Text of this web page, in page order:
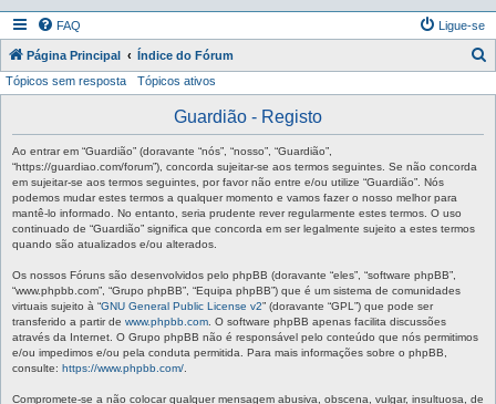
FAQ Ligue-se
Página Principal Índice do Fórum
Tópicos sem resposta Tópicos ativos
Guardião - Registo
Ao entrar em “Guardião” (doravante “nós”, “nosso”, “Guardião”,
“https://guardiao.com/forum”), concorda sujeitar-se aos termos seguintes. Se não concorda
em sujeitar-se aos termos seguintes, por favor não entre e/ou utilize “Guardião”. Nós
podemos mudar estes termos a qualquer momento e vamos fazer o nosso melhor para
mantê-lo informado. No entanto, seria prudente rever regularmente estes termos. O uso
continuado de “Guardião” significa que concorda em ser legalmente sujeito a estes termos
quando são atualizados e/ou alterados.
Os nossos Fóruns são desenvolvidos pelo phpBB (doravante “eles”, “software phpBB”,
“www.phpbb.com”, “Grupo phpBB”, “Equipa phpBB”) que é um sistema de comunidades
virtuais sujeito à “GNU General Public License v2” (doravante “GPL”) que pode ser
transferido a partir de www.phpbb.com . O software phpBB apenas facilita discussões
através da Internet. O Grupo phpBB não é responsável pelo conteúdo que nós permitimos
e/ou impedimos e/ou pela conduta permitida. Para mais informações sobre o phpBB,
consulte: https://www.phpbb.com/
Compromete-se a não colocar qualquer mensagem abusiva, obscena, vulgar, insultuosa, de